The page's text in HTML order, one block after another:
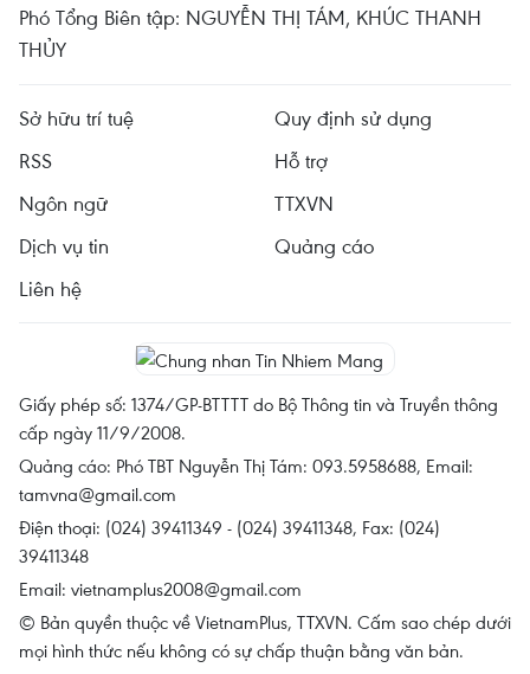
Phó Tổng Biên tập: NGUYỄN THỊ TÁM, KHÚC THANH
THỦY
Sở hữu trí tuệ
Quy định sử dụng
RSS
Hỗ trợ
Ngôn ngữ
TTXVN
Dịch vụ tin
Quảng cáo
Liên hệ
Giấy phép số: 1374/GP-BTTTT do Bộ Thông tin và Truyền thông
cấp ngày 11/9/2008.
Quảng cáo: Phó TBT Nguyễn Thị Tám: 093.5958688, Email:
tamvna@gmail.com
Điện thoại: (024) 39411349 - (024) 39411348, Fax: (024)
39411348
Email: vietnamplus2008@gmail.com
© Bản quyền thuộc về VietnamPlus, TTXVN. Cấm sao chép dưới
mọi hình thức nếu không có sự chấp thuận bằng văn bản.